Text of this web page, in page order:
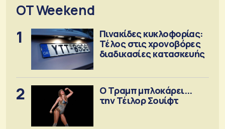
OT Weekend
1
Πινακίδες κυκλοφορίας:
Τέλος στις χρονοβόρες
διαδικασίες κατασκευής
2
Ο Τραμπ μπλοκάρει...
την Τέιλορ Σουίφτ